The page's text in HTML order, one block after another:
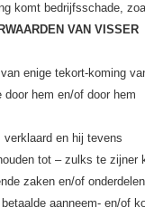
komt bedrijfsschade,
VAN VISSER
enige tekort-koming
hem en/of door hem
en hij tevens
tot – zulks te zijner
zaken en/of
aanneem- en/of